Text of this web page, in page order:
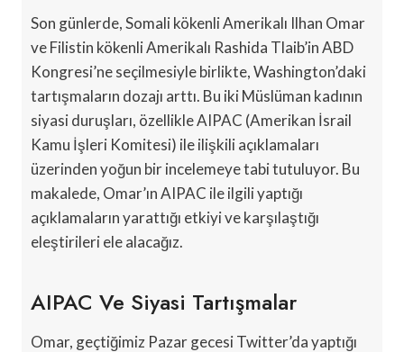
Son günlerde, Somali kökenli Amerikalı Ilhan Omar
ve Filistin kökenli Amerikalı Rashida Tlaib’in ABD
Kongresi’ne seçilmesiyle birlikte, Washington’daki
tartışmaların dozajı arttı. Bu iki Müslüman kadının
siyasi duruşları, özellikle AIPAC (Amerikan İsrail
Kamu İşleri Komitesi) ile ilişkili açıklamaları
üzerinden yoğun bir incelemeye tabi tutuluyor. Bu
makalede, Omar’ın AIPAC ile ilgili yaptığı
açıklamaların yarattığı etkiyi ve karşılaştığı
eleştirileri ele alacağız.
AIPAC Ve Siyasi Tartışmalar
Omar, geçtiğimiz Pazar gecesi Twitter’da yaptığı